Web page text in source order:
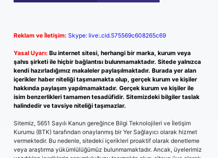
Reklam ve İletişim: Skype: live:.cid.575569c608265c69
Yasal Uyarı: Bu internet sitesi, herhangi bir marka, kurum veya
şahıs şirketi ile hiçbir bağlantısı bulunmamaktadır. Sitede yalnızca
kendi hazırladığımız makaleler paylaşılmaktadır. Burada yer alan
içerikler haber niteliği taşımamakta olup, gerçek kurum ve kişiler
hakkında paylaşım yapılmamaktadır. Gerçek kurum ve kişiler ile
isim benzerlikleri tamamen tesadüfidir. Sitemizdeki bilgiler taslak
halindedir ve tavsiye niteliği taşımazlar.
Sitemiz, 5651 Sayılı Kanun gereğince Bilgi Teknolojileri ve İletişim
Kurumu (BTK) tarafından onaylanmış bir Yer Sağlayıcı olarak hizmet
vermektedir. Bu nedenle, sitedeki içerikleri proaktif olarak denetleme
veya araştırma yükümlülüğümüz bulunmamaktadır. Ancak, üyelerimiz